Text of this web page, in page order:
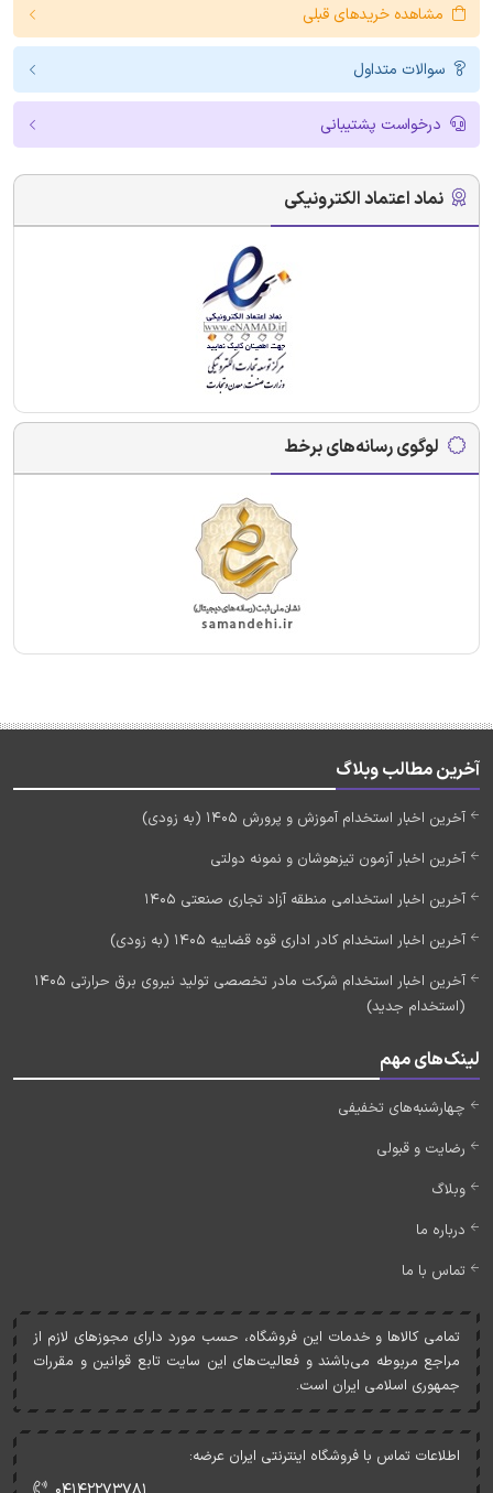
مشاهده خریدهای قبلی
سوالات متداول
درخواست پشتیبانی
نماد اعتماد الکترونیکی
لوگوی رسانه‌های برخط
آخرین مطالب وبلاگ
آخرین اخبار استخدام آموزش و پرورش 1405 (به زودی)
آخرین اخبار آزمون تیزهوشان و نمونه دولتی
آخرین اخبار استخدامی منطقه آزاد تجاری صنعتی 1405
آخرین اخبار استخدام کادر اداری قوه قضاییه 1405 (به زودی)
آخرین اخبار استخدام شرکت مادر تخصصی تولید نیروی برق حرارتی 1405
(استخدام جدید)
لینک‌های مهم
چهارشنبه‌های تخفیفی
رضایت و قبولی
وبلاگ
درباره ما
تماس با ما
تمامی کالاها و خدمات اين فروشگاه، حسب مورد دارای مجوزهای لازم از
مراجع مربوطه می‌باشند و فعاليت‌های اين سايت تابع قوانين و مقررات
جمهوری اسلامی ايران است.
اطلاعات تماس با فروشگاه اینترنتی ایران عرضه: